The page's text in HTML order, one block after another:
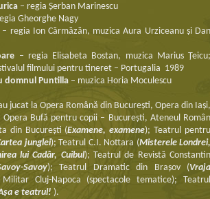
– regia Șerban Marinescu
Gheorghe Nagy
– regia Ion Cărmăzăn, muzica Aura Urziceanu și
– regia Elisabeta Bostan, muzica Marius
filmului pentru tineret – Portugalia 1989
domnul Puntilla – muzica Horia Moculescu
jucat la Opera Română din București, Opera din Iași,
Opera Bufă pentru copii – București, Ateneul Român
din București (Examene, examene); Teatrul pentru
junglei); Teatrul C.I. Nottara (Misterele
lui Cadâr, Cuibul); Teatrul de Revistă
Savoy); Teatrul Dramatic din Brașov (
Cluj-Napoca (spectacole tematice); Teatrul
e teatrul! ).